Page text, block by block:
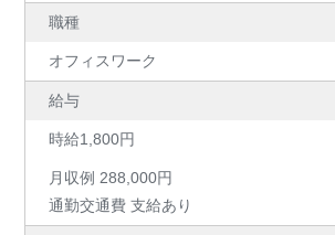
職種
オフィスワーク
給与
時給1,800円
月収例 288,000円
通勤交通費 支給あり